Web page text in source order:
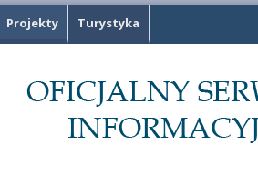
Projekty Turystyka